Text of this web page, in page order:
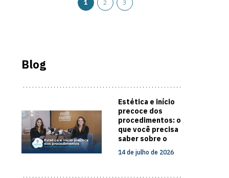
1 2 3
Blog
Estética e início
precoce dos
procedimentos: o
que você precisa
saber sobre o
cuidado com a
pele
14 de julho de 2026